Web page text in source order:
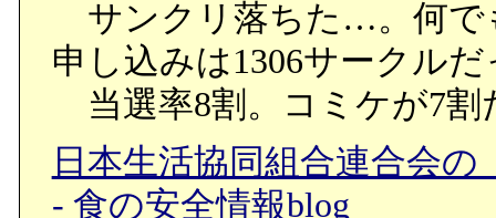
サンクリ落ちた…。何で
申し込みは1306サークル
当選率8割。コミケが7割
日本生活協同組合連合会
- 食の安全情報blog